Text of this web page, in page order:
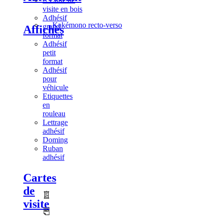
visite en bois
Affiches
Adhésif
grand
format
Adhésif
petit
format
Adhésif
pour
véhicule
Etiquettes
en
rouleau
Lettrage
adhésif
Doming
Ruban
adhésif
Cartes
de
visite
Kakémono recto-verso